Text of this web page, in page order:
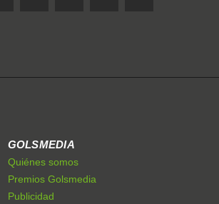
GOLSMEDIA
Quiénes somos
Premios Golsmedia
Publicidad